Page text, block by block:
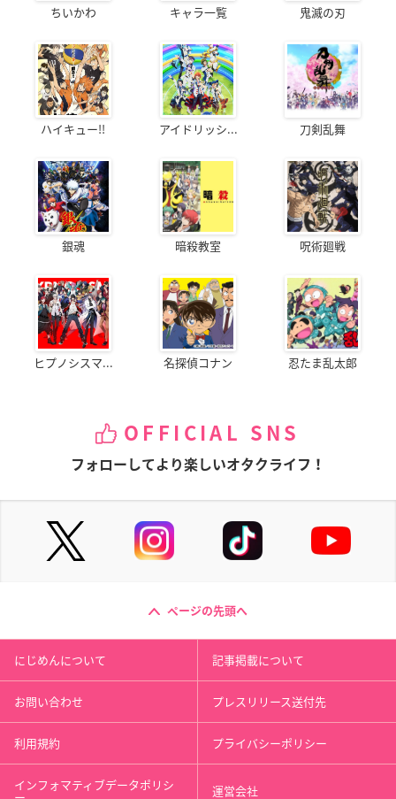
ちいかわ キャラ一覧 鬼滅の刃
ハイキュー!! アイドリッシ... 刀剣乱舞
銀魂 暗殺教室 呪術廻戦
ヒプノシスマ... 名探偵コナン 忍たま乱太郎
OFFICIAL SNS
フォローしてより楽しいオタクライフ！
ページの先頭へ
にじめんについて 記事掲載について
お問い合わせ プレスリリース送付先
利用規約 プライバシーポリシー
インフォマティブデータポリシ 運営会社